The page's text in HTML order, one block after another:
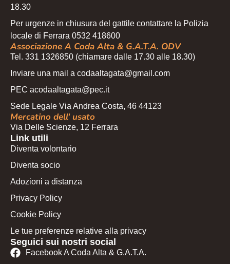
18.30
Per urgenze in chiusura del gattile contattare la Polizia
locale di Ferrara 0532 418600
Associazione A Coda Alta & G.A.T.A. ODV
Tel. 331 1326850 (chiamare dalle 17.30 alle 18.30)
Inviare una mail a codaaltagata@gmail.com
PEC acodaaltagata@pec.it
Sede Legale Via Andrea Costa, 46 44123
Mercatino dell' usato
Via Delle Scienze, 12 Ferrara
Link utili
Diventa volontario
Diventa socio
Adozioni a distanza
Privacy Policy
Cookie Policy
Le tue preferenze relative alla privacy
Seguici sui nostri social
Facebook A Coda Alta & G.A.T.A.